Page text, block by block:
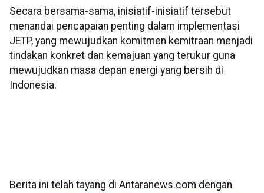
Secara bersama-sama, inisiatif-inisiatif tersebut
menandai pencapaian penting dalam implementasi
JETP, yang mewujudkan komitmen kemitraan menjadi
tindakan konkret dan kemajuan yang terukur guna
mewujudkan masa depan energi yang bersih di
Indonesia.
Berita ini telah tayang di Antaranews.com dengan